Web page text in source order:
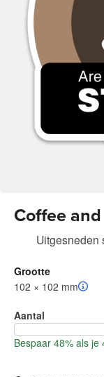
Coffee
Uitgesneden
Grootte
102 × 102 mm
Aantal
Bespaar 48% als